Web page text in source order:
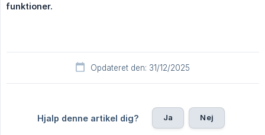
funktioner.
Opdateret den: 31/12/2025
Hjalp denne artikel dig? Ja Nej